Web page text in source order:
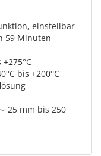
einstellbar
59 Minuten
bis +200°C
25 mm bis 250